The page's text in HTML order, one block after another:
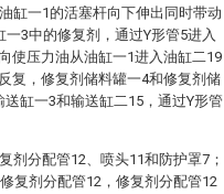
缸一1的活塞杆向下伸出同时带动
3中的修复剂，通过Y形管5进入
使压力油从油缸一1进入油缸二19
复，修复剂储料罐一4和修复剂储
缸一3和输送缸二15，通过Y形管
剂分配管12、喷头11和防护罩7；
复剂分配管12，修复剂分配管12